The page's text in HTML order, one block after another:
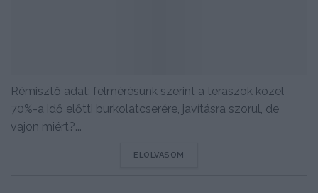
Rémisztő adat: felmérésünk szerint a teraszok közel
70%-a idő előtti burkolatcserére, javításra szorul, de
vajon miért?...
ELOLVASOM